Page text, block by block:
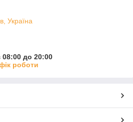
Україна
08:00 до 20:00
роботи